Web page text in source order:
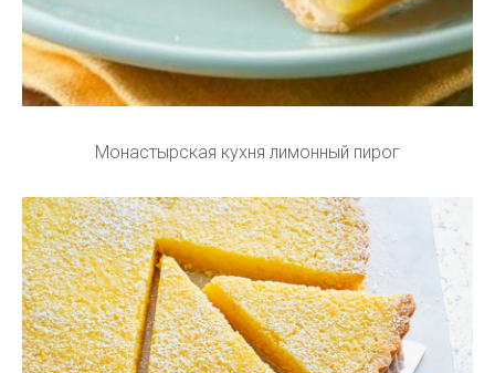
Монастырская кухня лимонный пирог